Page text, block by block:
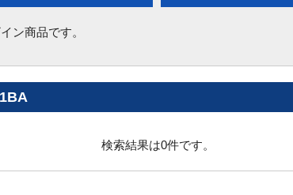
ン商品です。
検索結果は0件です。